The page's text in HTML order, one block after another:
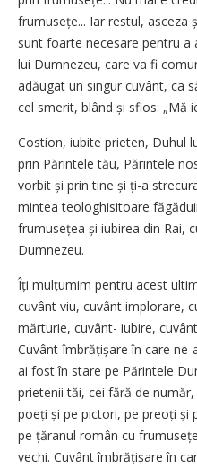
frumusețe... Iar restul,
sunt foarte necesare pentru a
lui Dumnezeu, care va fi
adăugat un singur cuvânt, ca
cel smerit, blând și sfios: „Mă
Costion, iubite prieten, Duhul
prin Părintele tău, Părintele
vorbit și prin tine și ți-a
mintea teologhisitoare
frumusețea și iubirea din Rai,
Dumnezeu.
Îți mulțumim pentru acest
cuvânt viu, cuvânt implorare,
mărturie, cuvânt- iu­bire,
Cuvânt-îmbrățișare în care
ai fost în stare pe Părintele
prietenii tăi, cei fără de
poeți și pe pictori, pe preoți și
pe țăranul român cu
vechi. Cuvânt îmbrățișare în